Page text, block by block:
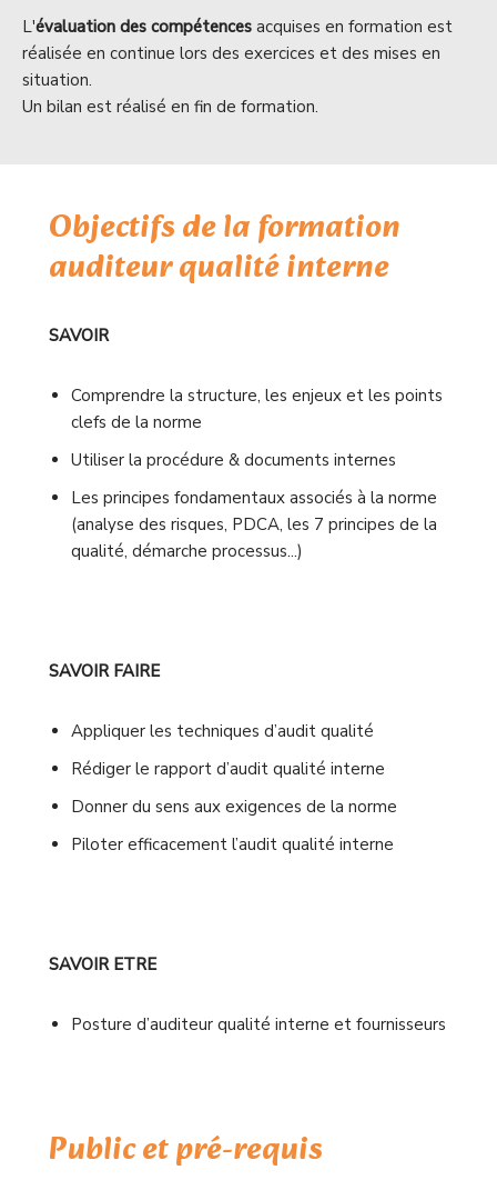
L'évaluation des compétences acquises en formation est
réalisée en continue lors des exercices et des mises en
situation.
Un bilan est réalisé en fin de formation.
Objectifs de la formation
auditeur qualité interne
SAVOIR
Comprendre la structure, les enjeux et les points
clefs de la norme
Utiliser la procédure & documents internes
Les principes fondamentaux associés à la norme
(analyse des risques, PDCA, les 7 principes de la
qualité, démarche processus...)
SAVOIR FAIRE
Appliquer les techniques d’audit qualité
Rédiger le rapport d’audit qualité interne
Donner du sens aux exigences de la norme
Piloter efficacement l’audit qualité interne
SAVOIR ETRE
Posture d’auditeur qualité interne et fournisseurs
Public et pré-requis